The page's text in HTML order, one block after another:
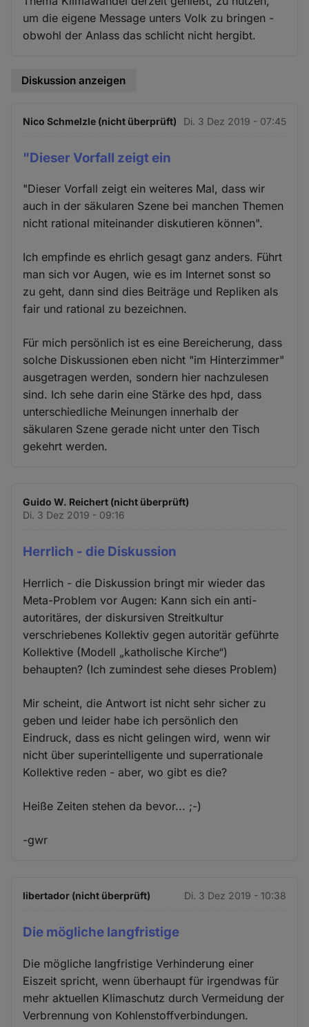
um die eigene Message unters Volk zu bringen -
obwohl der Anlass das schlicht nicht hergibt.
Diskussion anzeigen
Nico Schmelzle (nicht überprüft) Di. 3 Dez 2019 - 07:45
"Dieser Vorfall zeigt ein
"Dieser Vorfall zeigt ein weiteres Mal, dass wir
auch in der säkularen Szene bei manchen Themen
nicht rational miteinander diskutieren können".
Ich empfinde es ehrlich gesagt ganz anders. Führt
man sich vor Augen, wie es im Internet sonst so
zu geht, dann sind dies Beiträge und Repliken als
fair und rational zu bezeichnen.
Für mich persönlich ist es eine Bereicherung, dass
solche Diskussionen eben nicht "im Hinterzimmer"
ausgetragen werden, sondern hier nachzulesen
sind. Ich sehe darin eine Stärke des hpd, dass
unterschiedliche Meinungen innerhalb der
säkularen Szene gerade nicht unter den Tisch
gekehrt werden.
Guido W. Reichert (nicht überprüft)
Di. 3 Dez 2019 - 09:16
Herrlich - die Diskussion
Herrlich - die Diskussion bringt mir wieder das
Meta-Problem vor Augen: Kann sich ein anti-
autoritäres, der diskursiven Streitkultur
verschriebenes Kollektiv gegen autoritär geführte
Kollektive (Modell „katholische Kirche“)
behaupten? (Ich zumindest sehe dieses Problem)
Mir scheint, die Antwort ist nicht sehr sicher zu
geben und leider habe ich persönlich den
Eindruck, dass es nicht gelingen wird, wenn wir
nicht über superintelligente und superrationale
Kollektive reden - aber, wo gibt es die?
Heiße Zeiten stehen da bevor... ;-)
-gwr
libertador (nicht überprüft) Di. 3 Dez 2019 - 10:38
Die mögliche langfristige
Die mögliche langfristige Verhinderung einer
Eiszeit spricht, wenn überhaupt für irgendwas für
mehr aktuellen Klimaschutz durch Vermeidung der
Verbrennung von Kohlenstoffverbindungen.